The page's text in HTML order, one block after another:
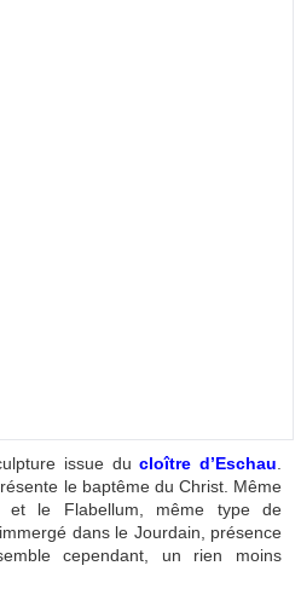
issue ducloître d’Eschau
le baptême du Christ. Même
et le Flabellum, même type de
dans le Jourdain, présence
cependant, un rien moins